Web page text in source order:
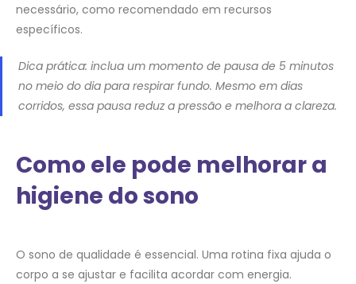
necessário, como recomendado em recursos
específicos.
Dica prática: inclua um momento de pausa de 5 minutos
no meio do dia para respirar fundo. Mesmo em dias
corridos, essa pausa reduz a pressão e melhora a clareza.
Como ele pode melhorar a
higiene do sono
O sono de qualidade é essencial. Uma rotina fixa ajuda o
corpo a se ajustar e facilita acordar com energia.